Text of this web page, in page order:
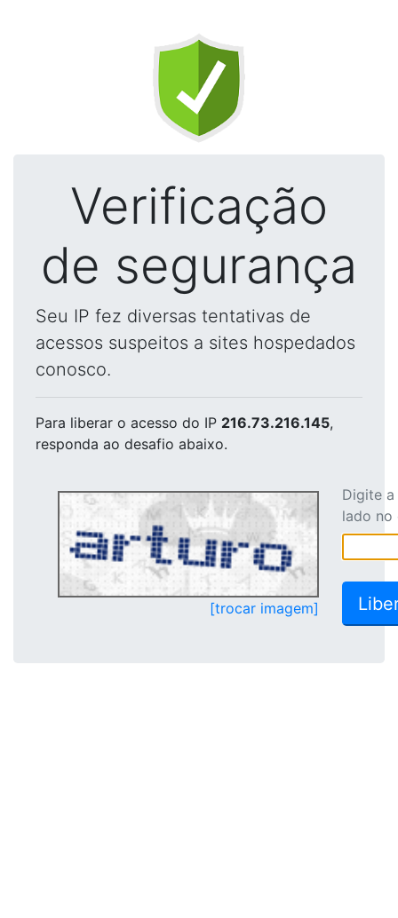
Verificação
de segurança
Seu IP fez diversas tentativas de
acessos suspeitos a sites hospedados
conosco.
Para liberar o acesso do IP 216.73.216.145,
responda ao desafio abaixo.
[trocar imagem]
Digite
lado no